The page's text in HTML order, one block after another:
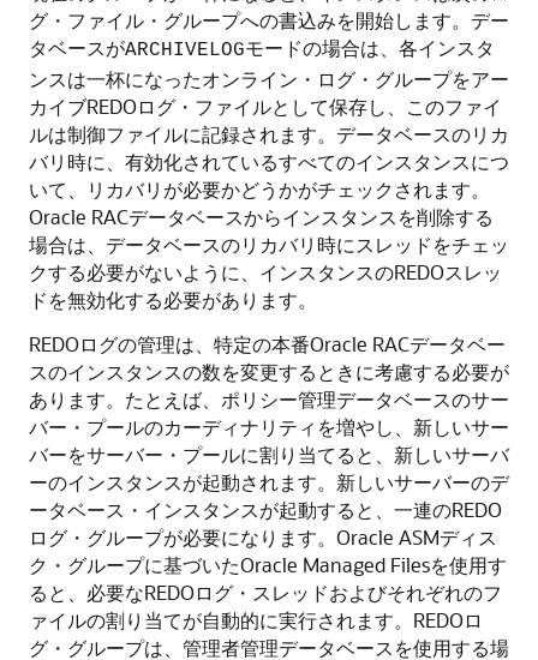
グ・ファイル・グループへの書込みを開始します。デー
タベースがARCHIVELOGモードの場合は、各インスタ
ンスは一杯になったオンライン・ログ・グループをアー
カイブREDOログ・ファイルとして保存し、このファイ
ルは制御ファイルに記録されます。データベースのリカ
バリ時に、有効化されているすべてのインスタンスにつ
いて、リカバリが必要かどうかがチェックされます。
Oracle RACデータベースからインスタンスを削除する
場合は、データベースのリカバリ時にスレッドをチェッ
クする必要がないように、インスタンスのREDOスレッ
ドを無効化する必要があります。
REDOログの管理は、特定の本番Oracle RACデータベー
スのインスタンスの数を変更するときに考慮する必要が
あります。たとえば、ポリシー管理データベースのサー
バー・プールのカーディナリティを増やし、新しいサー
バーをサーバー・プールに割り当てると、新しいサーバ
ーのインスタンスが起動されます。新しいサーバーのデ
ータベース・インスタンスが起動すると、一連のREDO
ログ・グループが必要になります。Oracle ASMディス
ク・グループに基づいたOracle Managed Filesを使用す
ると、必要なREDOログ・スレッドおよびそれぞれのフ
ァイルの割り当てが自動的に実行されます。REDOロ
グ・グループは、管理者管理データベースを使用する場